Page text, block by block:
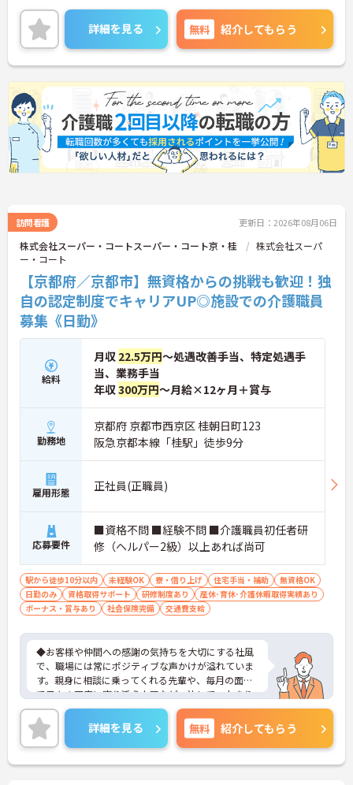
れます。
◆スタッフ同士の繋がりを大切にするため「サンク
スバッジ」という素敵な制度を導入しています。ス
マホやパソコンから、部署や施設を超えた仲間に
「ありがとう」のバッジを送り合う仕組みで、毎月
1万5000以上もの感謝が行き交っています！どんな
些細なことでも感謝を伝え合い、認め合えるため、
風通しが良くとてもあたたかい雰囲気の職場です。
また、「もっとこうしたら良くなるかも！」という
現場の小さなアイデアを大切にしており、入社1日
目から誰でもいくつでも提案できる「フジキャタ提
案」制度があり、毎月役員がすべての提案に目を通
詳細を見る 無料 紹介してもらう
訪問看護 更新日：2026年08月06日
株式会社スーパー・コートスーパー・コート京・桂
株式会社スーパ
ー・コート
【京都府／京都市】無資格からの挑戦も歓迎！独
自の認定制度でキャリアUP◎施設での介護職員
募集《日勤》
給料
月収 22.5万円～処遇改善手当、特定処遇手
当、業務手当
年収300万円～月給×12ヶ月＋賞与
勤務地
京都府 京都市西京区 桂朝日町123
阪急京都本線「桂駅」徒歩9分
雇用形態 正社員(正職員)
応募要件
■資格不問 ■経験不問 ■介護職員初任者研
修（ヘルパー2級）以上あれば尚可
駅から徒歩10分以内 未経験OK 寮・借り上げ 住宅手当・補助
無資格OK
日勤のみ
資格取得サポート 研修制度あり
産休･育休･介護休暇取得実績あり
ボーナス・賞与あり
社会保険完備 交通費支給
◆お客様や仲間への感謝の気持ちを大切にする社風
で、職場には常にポジティブな声かけが溢れていま
す。親身に相談に乗ってくれる先輩や、毎月の面談
で日々の不安に寄り添う上司など、決して一人きり
にさせないフォロー体制が万全。心理的安全性が高
く、中途入社でも自然と馴染める職場です。
◆無資格からでもプロフェッショナルを目指せる
「資格取得支援制度」を完備しています。初任者研
修から国家資格である介護福祉士まで、現場での実
詳細を見る 無料 紹介してもらう